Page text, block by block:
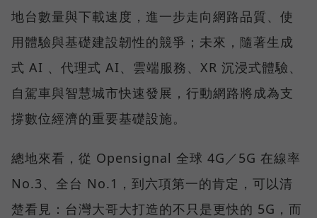
地台數量與下載速度，進一步走向網路品質、使
用體驗與基礎建設韌性的競爭；未來，隨著生成
式 AI 、代理式 AI、雲端服務、XR 沉浸式體驗、
自駕車與智慧城市快速發展，行動網路將成為支
撐數位經濟的重要基礎設施。
總地來看，從 Opensignal 全球 4G／5G 在線率
No.3、全台 No.1，到六項第一的肯定，可以清
楚看見：台灣大哥大打造的不只是更快的 5G，而